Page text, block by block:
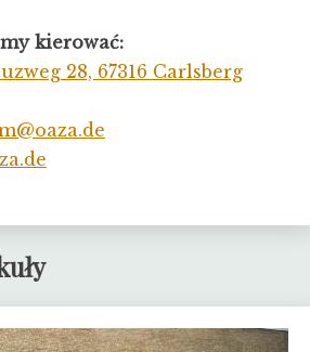
kierować:
28, 67316 Carlsberg
e